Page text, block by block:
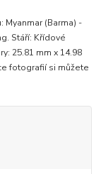
Myanmar (Barma) -
Stáří: Křídové
25.81 mm x 14.98
fotografií si můžete